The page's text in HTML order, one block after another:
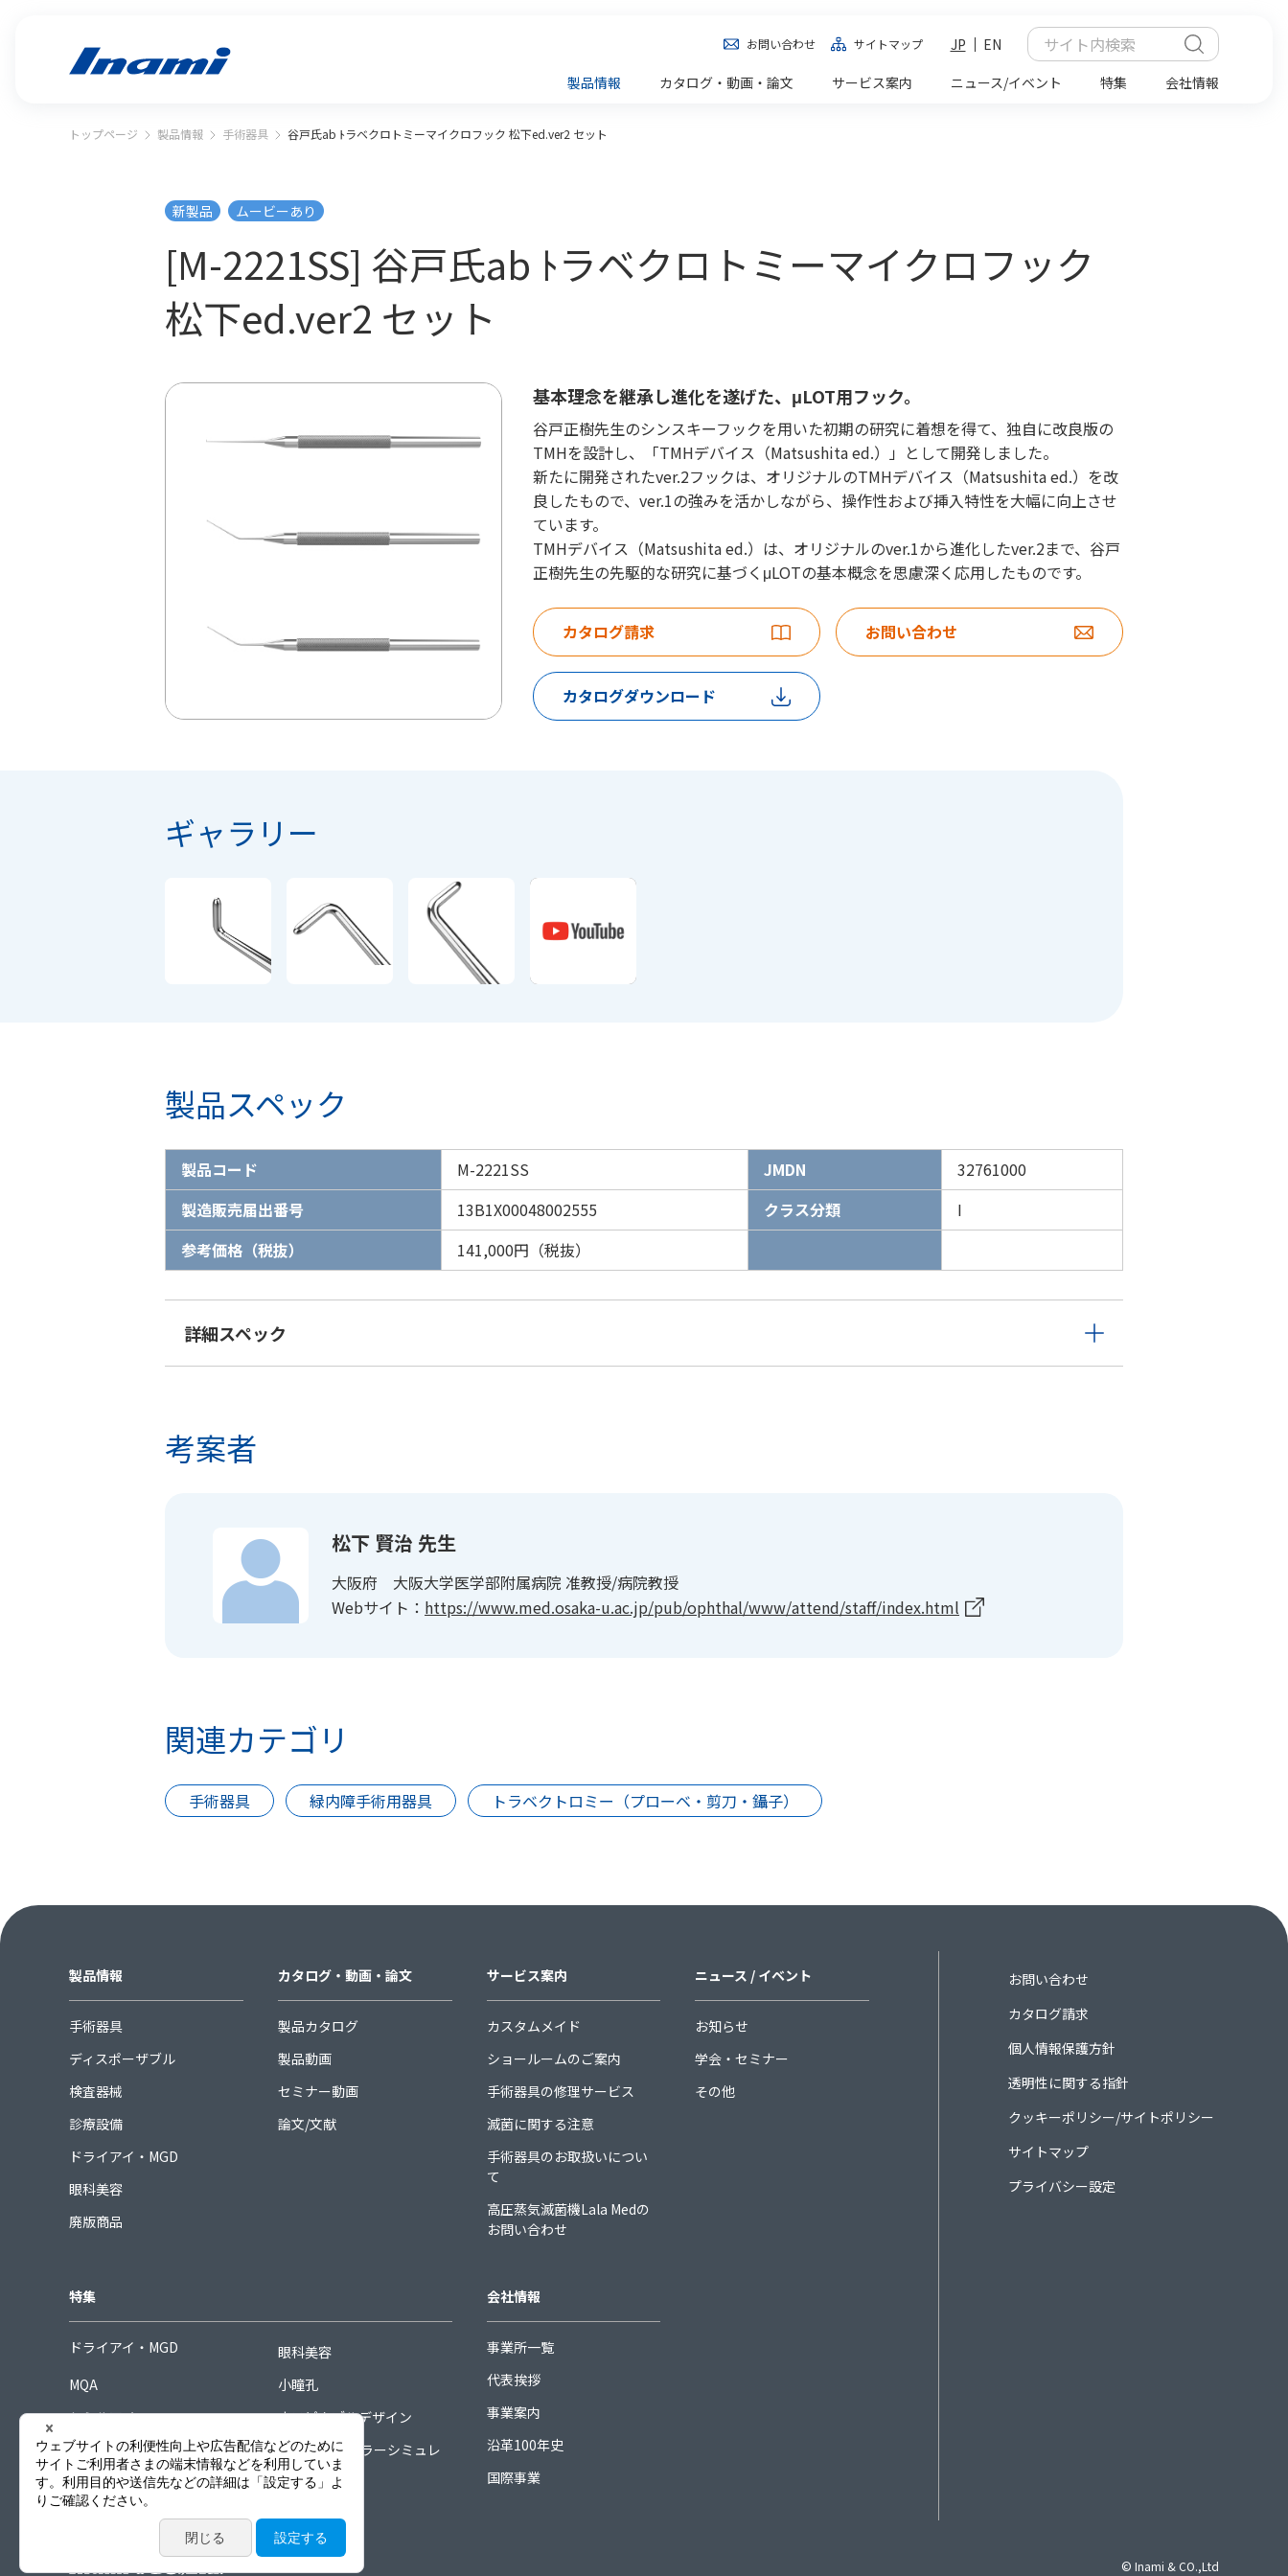
お問い合わせ サイトマップ JP
EN
製品情報
カタログ・動画・論文 サービス案内 ニュース/イベント 特集 会社情報
トップページ 製品情報 手術器具 谷戸氏ab ﾄラベクロトミーマイクロフック 松下ed.ver2 セット
新製品 ムービーあり
[M-2221SS] 谷戸氏ab ﾄラベクロトミーマイクロフック
松下ed.ver2 セット
基本理念を継承し進化を遂げた、μLOT用フック。
谷戸正樹先生のシンスキーフックを用いた初期の研究に着想を得て、独自に改良版の
TMHを設計し、「TMHデバイス（Matsushita ed.）」として開発しました。
新たに開発されたver.2フックは、オリジナルのTMHデバイス（Matsushita ed.）を改
良したもので、ver.1の強みを活かしながら、操作性および挿入特性を大幅に向上させ
ています。
TMHデバイス（Matsushita ed.）は、オリジナルのver.1から進化したver.2まで、谷戸
正樹先生の先駆的な研究に基づくμLOTの基本概念を思慮深く応用したものです。
カタログ請求 お問い合わせ
カタログダウンロード
ギャラリー
製品スペック
製品コード M-2221SS JMDN
32761000
製造販売届出番号
13B1X00048002555 クラス分類
I
参考価格（税抜）
141,000円（税抜）
詳細スペック
考案者
松下 賢治 先生
大阪府 大阪大学医学部附属病院 准教授/病院教授
Webサイト： https://www.med.osaka-u.ac.jp/pub/ophthal/www/attend/staff/index.html
関連カテゴリ
手術器具 緑内障手術用器具 トラベクトロミー（プローベ・剪刀・鑷子）
製品情報
手術器具
ディスポーザブル
検査器械
診療設備
ドライアイ・MGD
眼科美容
廃版商品
カタログ・動画・論文
製品カタログ
製品動画
セミナー動画
論文/文献
サービス案内
カスタムメイド
ショールームのご案内
手術器具の修理サービス
滅菌に関する注意
手術器具のお取扱いについ
て
高圧蒸気滅菌機Lala Medの
お問い合わせ
ニュース / イベント
お知らせ
学会・セミナー
その他
特集
ドライアイ・MGD
眼科美容
MQA
小瞳孔
シミルアイ
ホスピタブルデザイン
シグネチャーコレクション
COORDINAカラーシミュレ
ーター
会社情報
事業所一覧
代表挨拶
事業案内
沿革100年史
国際事業
お問い合わせ
カタログ請求
個人情報保護方針
透明性に関する指針
クッキーポリシー/サイトポリシー
サイトマップ
プライバシー設定
© Inami & CO.,Ltd